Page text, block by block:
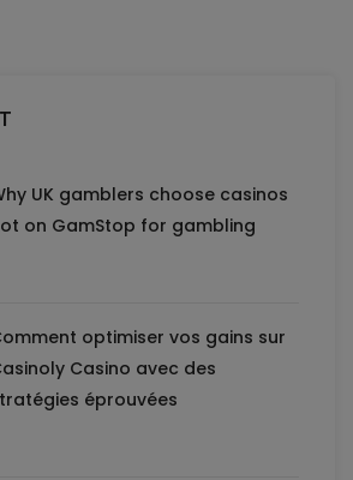
UK gamblers choose casinos
on GamStop for gambling
optimiser vos gains sur
Casino avec des
éprouvées